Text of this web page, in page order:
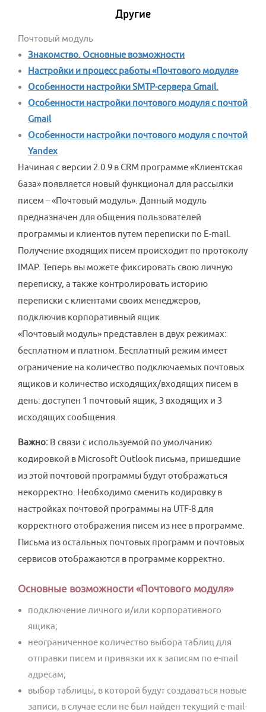
Другие
Почтовый модуль
Знакомство. Основные возможности
Настройки и процесс работы «Почтового модуля»
Особенности настройки SMTP-сервера Gmail.
Особенности настройки почтового модуля с почтой
Gmail
Особенности настройки почтового модуля с почтой
Yandex
Начиная с версии 2.0.9 в CRM программе «Клиентская
база» появляется новый функционал для рассылки
писем – «Почтовый модуль». Данный модуль
предназначен для общения пользователей
программы и клиентов путем переписки по E-mail.
Получение входящих писем происходит по протоколу
IMAP. Теперь вы можете фиксировать свою личную
переписку, а также контролировать историю
переписки с клиентами своих менеджеров,
подключив корпоративный ящик.
«Почтовый модуль» представлен в двух режимах:
бесплатном и платном. Бесплатный режим имеет
ограничение на количество подключаемых почтовых
ящиков и количество исходящих/входящих писем в
день: доступен 1 почтовый ящик, 3 входящих и 3
исходящих сообщения.
Важно: В связи с используемой по умолчанию
кодировкой в Microsoft Outlook письма, пришедшие
из этой почтовой программы будут отображаться
некорректно. Необходимо сменить кодировку в
настройках почтовой программы на UTF-8 для
корректного отображения писем из нее в программе.
Письма из остальных почтовых программ и почтовых
сервисов отображаются в программе корректно.
Основные возможности «Почтового модуля»
подключение личного и/или корпоративного
ящика;
неограниченное количество выбора таблиц для
отправки писем и привязки их к записям по e-mail
адресам;
выбор таблицы, в которой будут создаваться новые
записи, в случае если не был найден текущий e-mail-